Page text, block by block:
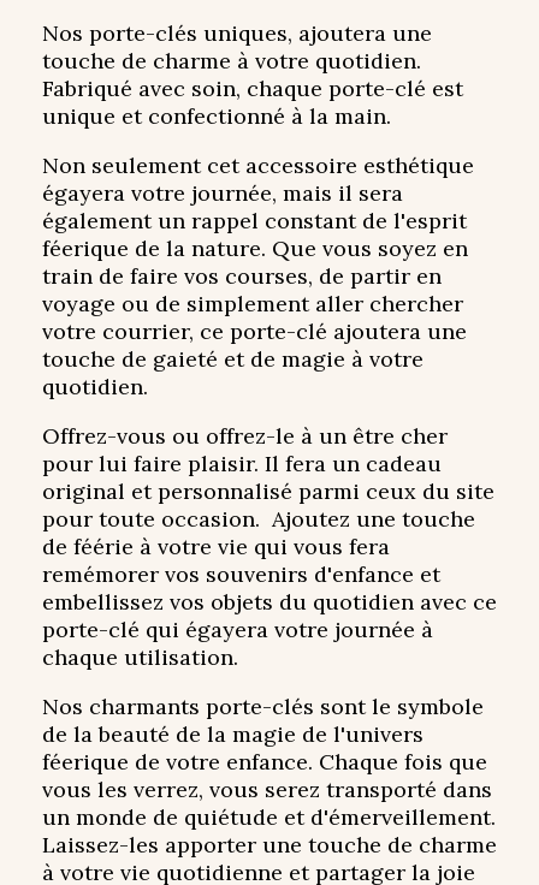
Nos porte-clés uniques, ajoutera une
touche de charme à votre quotidien.
Fabriqué avec soin, chaque porte-clé est
unique et confectionné à la main.
Non seulement cet accessoire esthétique
égayera votre journée, mais il sera
également un rappel constant de l'esprit
féerique de la nature. Que vous soyez en
train de faire vos courses, de partir en
voyage ou de simplement aller chercher
votre courrier, ce porte-clé ajoutera une
touche de gaieté et de magie à votre
quotidien.
Offrez-vous ou offrez-le à un être cher
pour lui faire plaisir. Il fera un cadeau
original et personnalisé parmi ceux du site
pour toute occasion. Ajoutez une touche
de féérie à votre vie qui vous fera
remémorer vos souvenirs d'enfance et
embellissez vos objets du quotidien avec ce
porte-clé qui égayera votre journée à
chaque utilisation.
Nos charmants porte-clés sont le symbole
de la beauté de la magie de l'univers
féerique de votre enfance. Chaque fois que
vous les verrez, vous serez transporté dans
un monde de quiétude et d'émerveillement.
Laissez-les apporter une touche de charme
à votre vie quotidienne et partager la joie